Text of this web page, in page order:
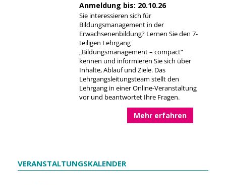
Anmeldung bis: 20.10.26
Sie interessieren sich für
Bildungsmanagement in der
Erwachsenenbildung? Lernen Sie den 7-
teiligen Lehrgang
„Bildungsmanagement – compact“
kennen und informieren Sie sich über
Inhalte, Ablauf und Ziele. Das
Lehrgangsleitungsteam stellt den
Lehrgang in einer Online-Veranstaltung
vor und beantwortet Ihre Fragen.
Mehr erfahren
VERANSTALTUNGSKALENDER